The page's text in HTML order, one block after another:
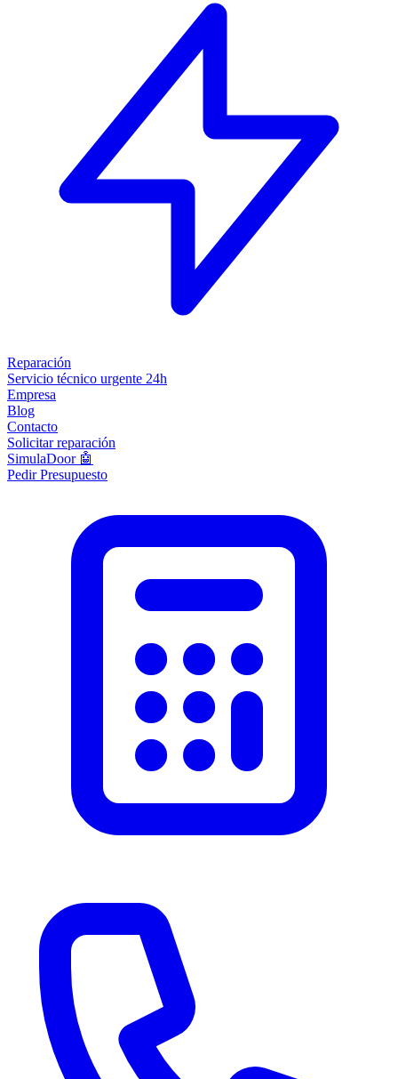
Reparación
Servicio técnico urgente 24h
Empresa
Blog
Contacto
Solicitar reparación
SimulaDoor 🤖
Pedir Presupuesto